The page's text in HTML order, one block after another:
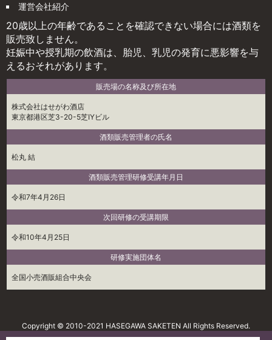
運営会社紹介
20歳以上の年齢であることを確認できない場合には酒類を
販売致しません。
妊娠中や授乳期の飲酒は、胎児、乳児の発育に悪影響を与
えるおそれがあります。
販売場の名称及び所在地
株式会社はせがわ酒店
東京都港区芝3-20-5芝IYビル
酒類販売管理者の氏名
松丸 結
酒類販売管理研修受講年月日
令和7年4月26日
次回研修の受講期限
令和10年4月25日
研修実施団体名
全国小売酒販組合中央会
Copyright © 2010-2021 HASEGAWA SAKETEN All Rights Reserved.